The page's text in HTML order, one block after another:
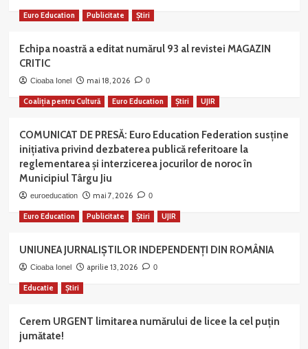
Euro Education Publicitate Știri
Echipa noastră a editat numărul 93 al revistei MAGAZIN
CRITIC
Cioaba Ionel mai 18, 2026 0
Coaliția pentru Cultură Euro Education Știri UJIR
COMUNICAT DE PRESĂ: Euro Education Federation susține
inițiativa privind dezbaterea publică referitoare la
reglementarea și interzicerea jocurilor de noroc în
Municipiul Târgu Jiu
euroeducation mai 7, 2026 0
Euro Education Publicitate Știri UJIR
UNIUNEA JURNALIȘTILOR INDEPENDENȚI DIN ROMÂNIA
Cioaba Ionel aprilie 13, 2026 0
Educatie Știri
Cerem URGENT limitarea numărului de licee la cel puțin
jumătate!